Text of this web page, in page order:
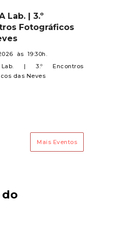
de todos neste
Lab. | 3.º
Fotográficos
às 19:30h.
Lab. | 3.º Encontros
das Neves
Mais Eventos
do